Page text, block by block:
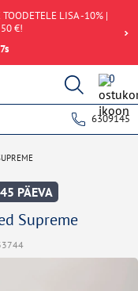
LISA -10% |
50 €!
s
0
6309145
PÄEVA
Supreme